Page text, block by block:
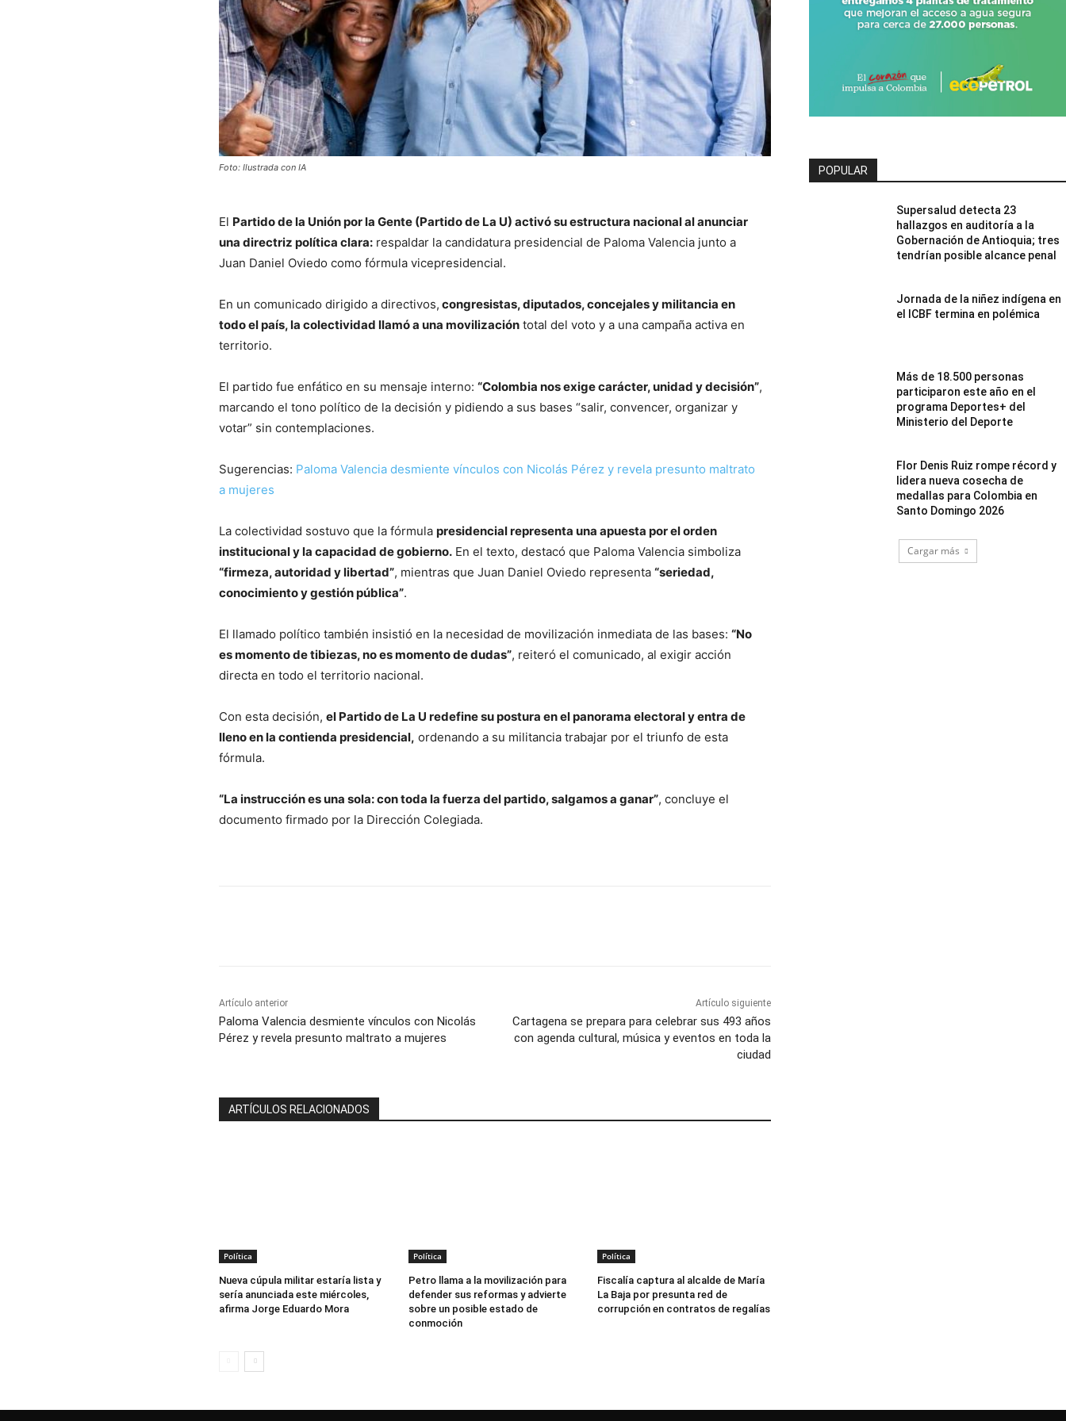
Foto: Ilustrada con IA
El Partido de la Unión por la Gente (Partido de La U) activó su estructura nacional al anunciar
una directriz política clara: respaldar la candidatura presidencial de Paloma Valencia junto a
Juan Daniel Oviedo como fórmula vicepresidencial.
En un comunicado dirigido a directivos, congresistas, diputados, concejales y militancia en
todo el país, la colectividad llamó a una movilización total del voto y a una campaña activa en
territorio.
El partido fue enfático en su mensaje interno: “Colombia nos exige carácter, unidad y decisión”,
marcando el tono político de la decisión y pidiendo a sus bases “salir, convencer, organizar y
votar” sin contemplaciones.
Sugerencias: Paloma Valencia desmiente vínculos con Nicolás Pérez y revela presunto maltrato
a mujeres
La colectividad sostuvo que la fórmula presidencial representa una apuesta por el orden
institucional y la capacidad de gobierno. En el texto, destacó que Paloma Valencia simboliza
“firmeza, autoridad y libertad”, mientras que Juan Daniel Oviedo representa “seriedad,
conocimiento y gestión pública”.
El llamado político también insistió en la necesidad de movilización inmediata de las bases: “No
es momento de tibiezas, no es momento de dudas”, reiteró el comunicado, al exigir acción
directa en todo el territorio nacional.
Con esta decisión, el Partido de La U redefine su postura en el panorama electoral y entra de
lleno en la contienda presidencial, ordenando a su militancia trabajar por el triunfo de esta
fórmula.
“La instrucción es una sola: con toda la fuerza del partido, salgamos a ganar”, concluye el
documento firmado por la Dirección Colegiada.
Artículo anterior
Paloma Valencia desmiente vínculos con Nicolás
Pérez y revela presunto maltrato a mujeres
Artículo siguiente
Cartagena se prepara para celebrar sus 493 años
con agenda cultural, música y eventos en toda la
ciudad
ARTÍCULOS RELACIONADOS
Política
Nueva cúpula militar estaría lista y
sería anunciada este miércoles,
afirma Jorge Eduardo Mora
Política
Petro llama a la movilización para
defender sus reformas y advierte
sobre un posible estado de
conmoción
Política
Fiscalía captura al alcalde de María
La Baja por presunta red de
corrupción en contratos de regalías
POPULAR
Supersalud detecta 23
hallazgos en auditoría a la
Gobernación de Antioquia; tres
tendrían posible alcance penal
Jornada de la niñez indígena en
el ICBF termina en polémica
Más de 18.500 personas
participaron este año en el
programa Deportes+ del
Ministerio del Deporte
Flor Denis Ruiz rompe récord y
lidera nueva cosecha de
medallas para Colombia en
Santo Domingo 2026
Cargar más